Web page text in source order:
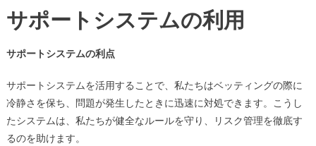
サポートシステムの利用
サポートシステムの利点
サポートシステムを活用することで、私たちはベッティングの際に
冷静さを保ち、問題が発生したときに迅速に対処できます。こうし
たシステムは、私たちが健全なルールを守り、リスク管理を徹底す
るのを助けます。